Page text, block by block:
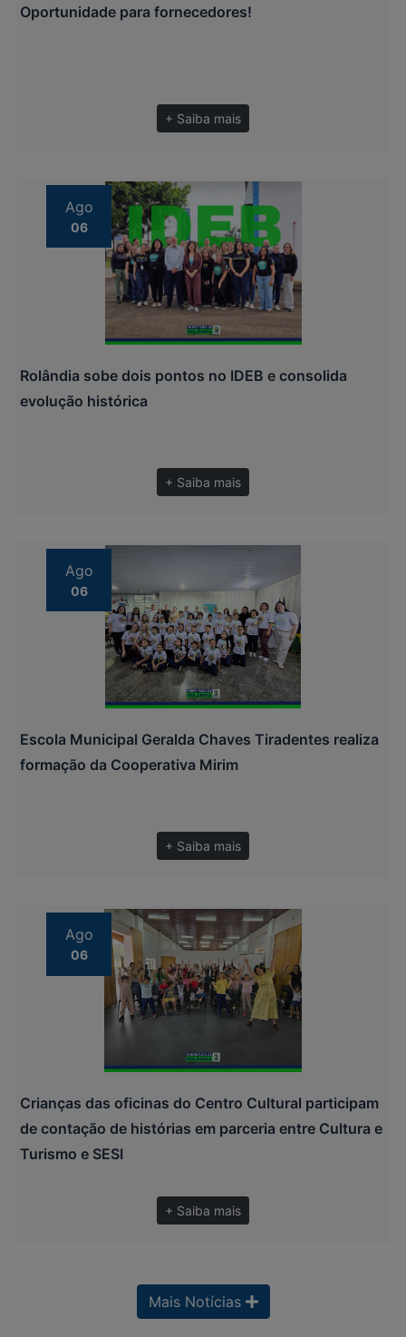
Oportunidade para fornecedores!
+ Saiba mais
Ago
06
Rolândia sobe dois pontos no IDEB e consolida
evolução histórica
+ Saiba mais
Ago
06
Escola Municipal Geralda Chaves Tiradentes realiza
formação da Cooperativa Mirim
+ Saiba mais
Ago
06
Crianças das oficinas do Centro Cultural participam
de contação de histórias em parceria entre Cultura e
Turismo e SESI
+ Saiba mais
Mais Notícias